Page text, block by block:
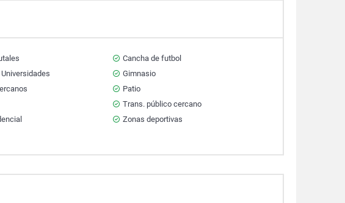
Cancha de futbol
Gimnasio
Patio
Trans. público cercano
Zonas deportivas